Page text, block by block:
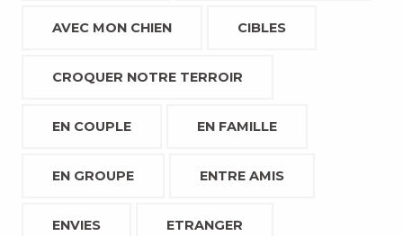
AVEC MON CHIEN CIBLES
CROQUER NOTRE TERROIR
EN COUPLE EN FAMILLE
EN GROUPE ENTRE AMIS
ENVIES ETRANGER